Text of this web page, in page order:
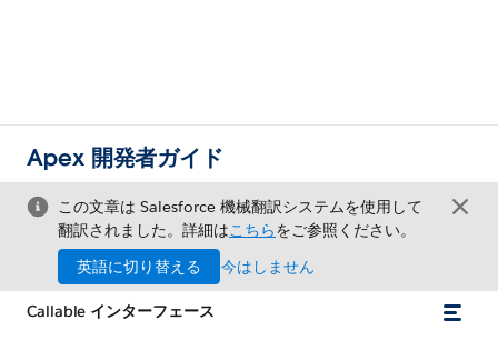
Apex 開発者ガイド
この文章は Salesforce 機械翻訳システムを使用して
翻訳されました。詳細はこちらをご参照ください。
英語に切り替える
今はしません
Callable インターフェース